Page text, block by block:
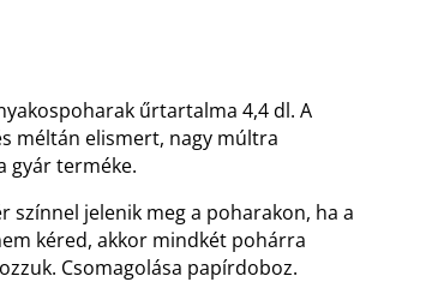
űrtartalma 4,4 dl. A
méltán elismert, nagy múltra
gyár terméke.
színnel jelenik meg a poharakon, ha a
kéred, akkor mindkét pohárra
Csomagolása papírdoboz.